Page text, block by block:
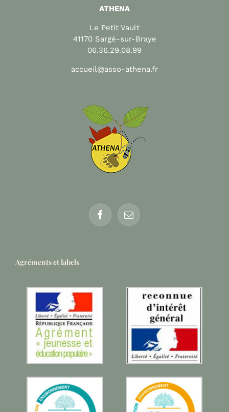
ATHENA
Le Petit Vault
41170 Sargé-sur-Braye
06.36.29.08.99
accueil@asso-athena.fr
Agréments et labels